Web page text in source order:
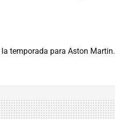
temporada para Aston Martin.